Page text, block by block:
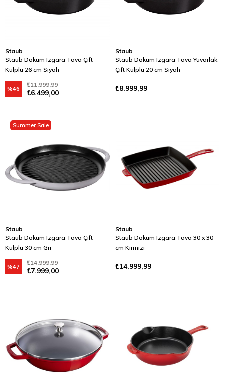
Staub
Staub Döküm Izgara Tava Çift
Kulplu 26 cm Siyah
₺6.499,00
₺11.999,99
%46
Staub
Staub Döküm Izgara Tava Yuvarlak
Çift Kulplu 20 cm Siyah
₺8.999,99
Staub
Staub Döküm Izgara Tava Çift
Kulplu 30 cm Gri
₺7.999,00
₺14.999,99
%47
Summer Sale
Staub
Staub Döküm Izgara Tava 30 x 30
cm Kırmızı
₺14.999,99